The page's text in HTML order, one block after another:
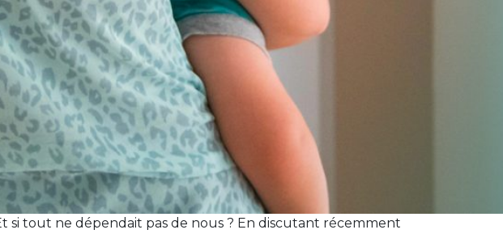
si tout ne dépendait pas de nous ? En discutant récemment